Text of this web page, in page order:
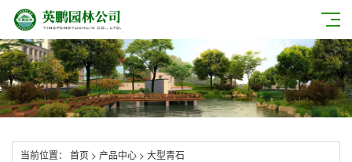
当前位置： 首页 > 产品中心 > 大型青石